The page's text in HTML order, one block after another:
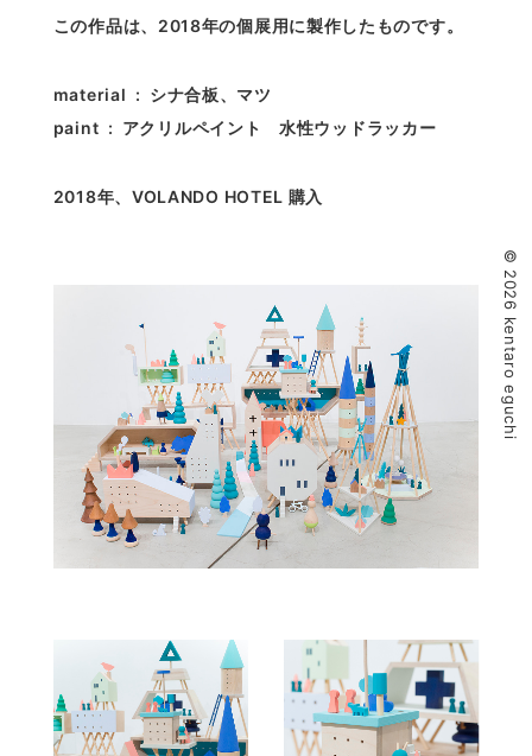
この作品は、2018年の個展用に製作したものです。
material : シナ合板、マツ
paint : アクリルペイント 水性ウッドラッカー
2018年、VOLANDO HOTEL 購入
© 2026 kentaro eguchi